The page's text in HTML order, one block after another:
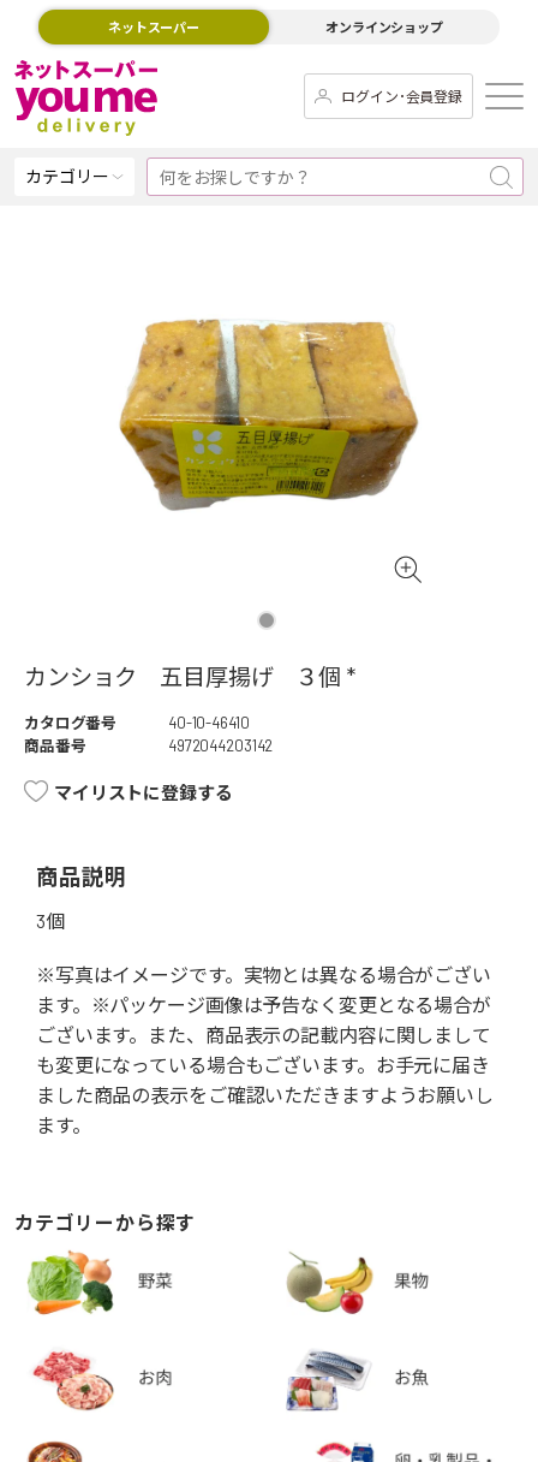
ネットスーパー オンラインショップ
ログイン･会員登録
カテゴリー
カンショク 五目厚揚げ ３個 *
カタログ番号
40-10-46410
商品番号
4972044203142
マイリストに登録する
商品説明
3個
※写真はイメージです。実物とは異なる場合がござい
ます。※パッケージ画像は予告なく変更となる場合が
ございます。また、商品表示の記載内容に関しまして
も変更になっている場合もございます。お手元に届き
ました商品の表示をご確認いただきますようお願いし
ます。
カテゴリーから探す